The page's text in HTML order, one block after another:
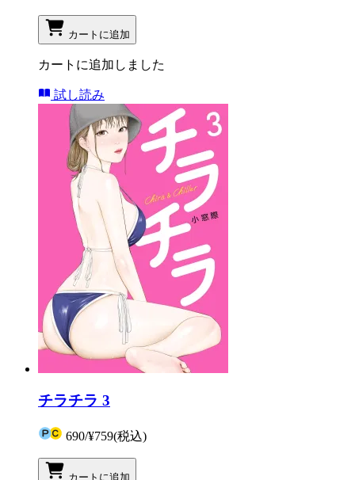
カートに追加
カートに追加しました
試し読み
チラチラ 3
690/¥759(税込)
カートに追加